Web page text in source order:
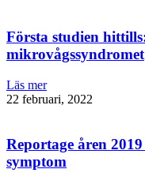
Första studien
mikrovågssyndromet
Läs mer
22 februari, 2022
Reportage åren
symptom